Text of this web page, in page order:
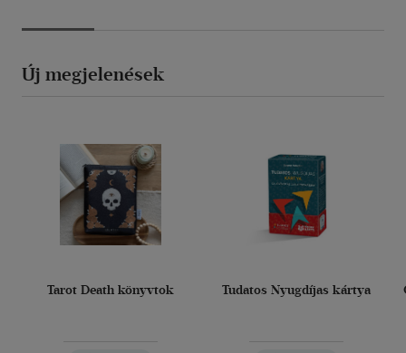
Új megjelenések
Tarot Death könyvtok Tudatos Nyugdíjas kártya